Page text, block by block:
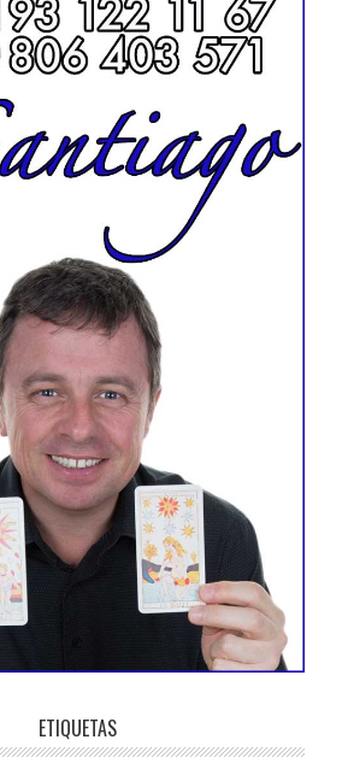
ETIQUETAS